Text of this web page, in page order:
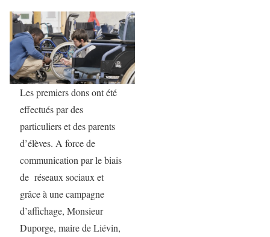
Les premiers dons ont été
effectués par des
particuliers et des parents
d’élèves. A force de
communication par le biais
de réseaux sociaux et
grâce à une campagne
d’affichage, Monsieur
Duporge, maire de Liévin,